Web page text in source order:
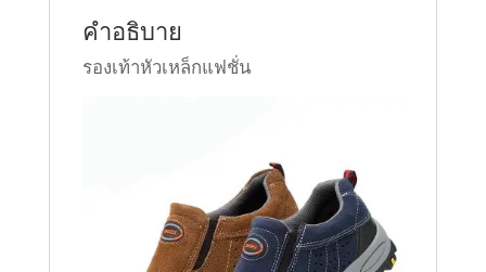
คำอธิบาย
รองเท้าหัวเหล็กแฟชั่น